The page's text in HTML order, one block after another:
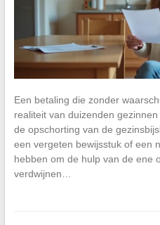
Een betaling die zonder
realiteit van duizenden
de opschorting van de
een vergeten bewijsstuk of een
hebben om de hulp van de ene
verdwijnen…